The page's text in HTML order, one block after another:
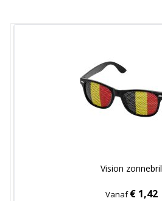
Vision zonnebril
Vanaf€ 1,42